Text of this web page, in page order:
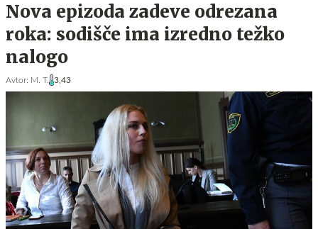
Nova epizoda zadeve odrezana
roka: sodišče ima izredno težko
nalogo
Avtor: M. T. 3,43